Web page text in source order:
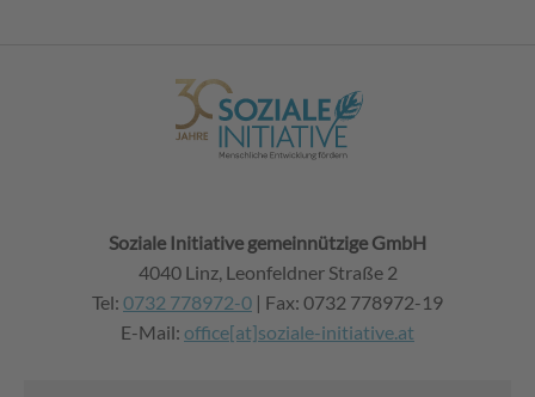
Soziale Initiative gemeinnützige GmbH
4040 Linz, Leonfeldner Straße 2
Tel: 0732 778972-0 | Fax: 0732 778972-19
E-Mail: office[at]soziale-initiative.at